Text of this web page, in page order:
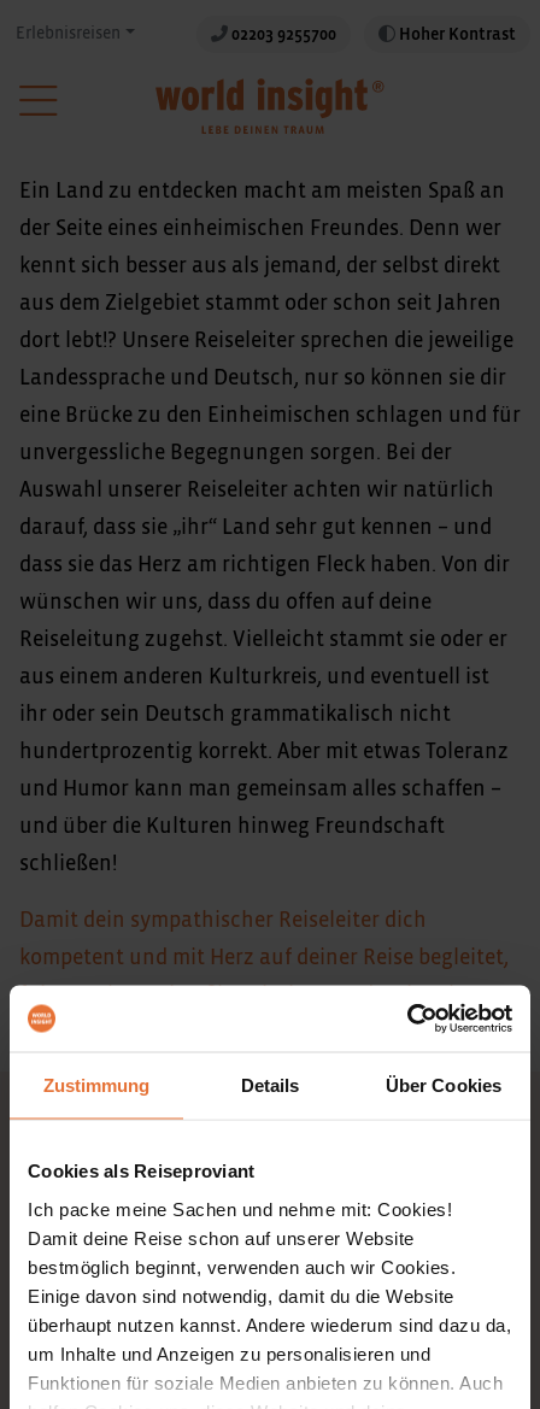
Zustimmung Details Über Cookies
Cookies als Reiseproviant
Ich packe meine Sachen und nehme mit: Cookies!
Damit deine Reise schon auf unserer Website
bestmöglich beginnt, verwenden auch wir Cookies.
Einige davon sind notwendig, damit du die Website
überhaupt nutzen kannst. Andere wiederum sind dazu da,
um Inhalte und Anzeigen zu personalisieren und
Funktionen für soziale Medien anbieten zu können. Auch
Erlebnisreisen 02203 9255700 Hoher Kontrast
Ein Land zu entdecken macht am meisten Spaß an
der Seite eines einheimischen Freundes. Denn wer
kennt sich besser aus als jemand, der selbst direkt
aus dem Zielgebiet stammt oder schon seit Jahren
dort lebt!? Unsere Reiseleiter sprechen die jeweilige
Landessprache und Deutsch, nur so können sie dir
eine Brücke zu den Einheimischen schlagen und für
unvergessliche Begegnungen sorgen. Bei der
Auswahl unserer Reiseleiter achten wir natürlich
darauf, dass sie „ihr“ Land sehr gut kennen – und
dass sie das Herz am richtigen Fleck haben. Von dir
wünschen wir uns, dass du offen auf deine
Reiseleitung zugehst. Vielleicht stammt sie oder er
aus einem anderen Kulturkreis, und eventuell ist
ihr oder sein Deutsch grammatikalisch nicht
hundertprozentig korrekt. Aber mit etwas Toleranz
und Humor kann man gemeinsam alles schaffen –
und über die Kulturen hinweg Freundschaft
schließen!
Damit dein sympathischer Reiseleiter dich
kompetent und mit Herz auf deiner Reise begleitet,
eine Schulung vor Ort abläuft, das siehst du hier.
Entdecke auch
Erlebnisreisen
Events
ReiseMagazin
explore2gether
WI TV
Mein WORLD INSIGHT